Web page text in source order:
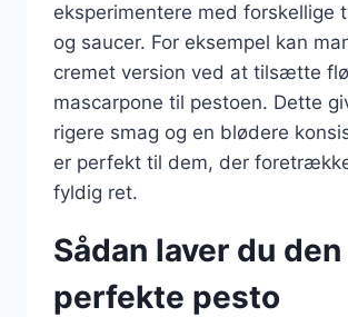
eksperimentere med forskellige
og saucer. For eksempel kan
cremet version ved at tilsætte
mascarpone til pestoen. Dette
rigere smag og en blødere
er perfekt til dem, der
fyldig ret.
Sådan laver du den
perfekte pesto